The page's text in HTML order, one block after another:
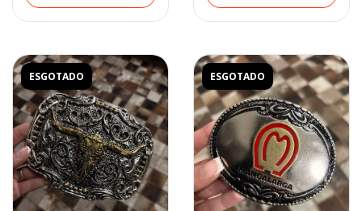
ESGOTADO ESGOTADO